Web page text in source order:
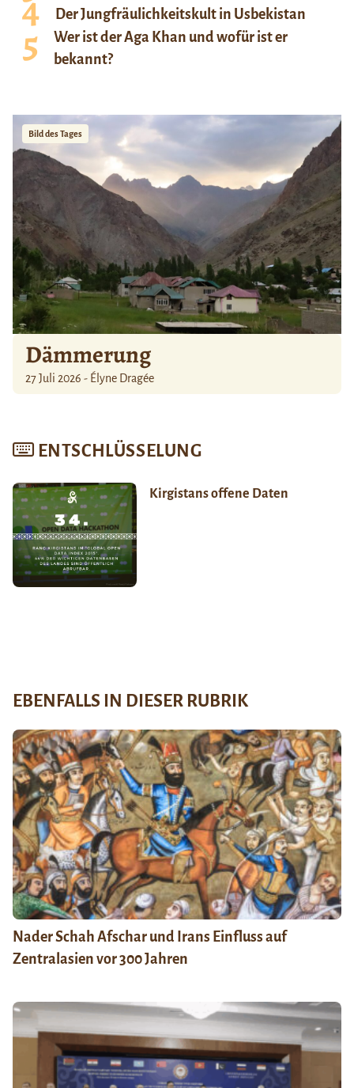
Der Jungfräulichkeitskult in Usbekistan
Wer ist der Aga Khan und wofür ist er
bekannt?
Bild des Tages
Dämmerung
27 Juli 2026 - Élyne Dragée
ENTSCHLÜSSELUNG
Kirgistans offene Daten
EBENFALLS IN DIESER RUBRIK
Nader Schah Afschar und Irans Einfluss auf
Zentralasien vor 300 Jahren